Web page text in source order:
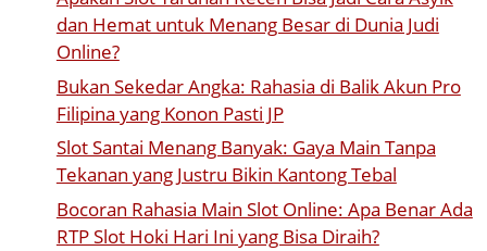
dan Hemat untuk Menang Besar di Dunia Judi
Online?
Bukan Sekedar Angka: Rahasia di Balik Akun Pro
Filipina yang Konon Pasti JP
Slot Santai Menang Banyak: Gaya Main Tanpa
Tekanan yang Justru Bikin Kantong Tebal
Bocoran Rahasia Main Slot Online: Apa Benar Ada
RTP Slot Hoki Hari Ini yang Bisa Diraih?